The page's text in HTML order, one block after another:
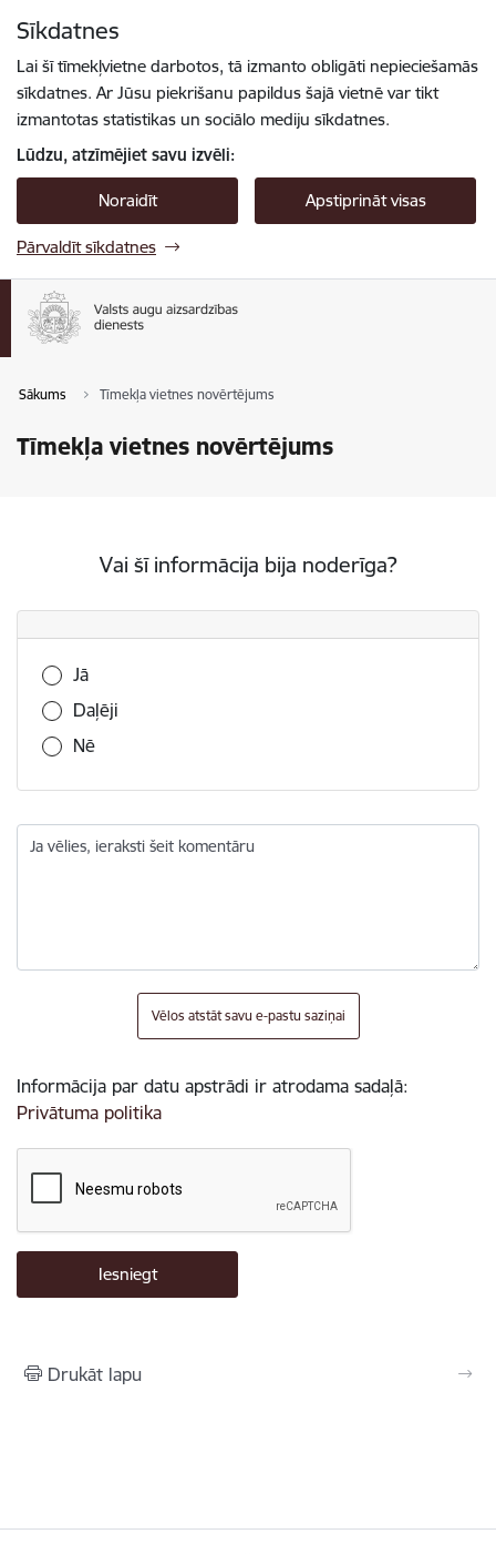
Sīkdatnes
Lai šī tīmekļvietne darbotos, tā izmanto obligāti nepieciešamās
sīkdatnes. Ar Jūsu piekrišanu papildus šajā vietnē var tikt
izmantotas statistikas un sociālo mediju sīkdatnes.
Lūdzu, atzīmējiet savu izvēli:
Noraidīt Apstiprināt visas
Pārvaldīt sīkdatnes
Sākums Tīmekļa vietnes novērtējums
Tīmekļa vietnes novērtējums
Vai šī informācija bija noderīga?
Vai šī informācija bija noderīga?
Jā
Daļēji
Nē
Ja vēlies, ieraksti šeit komentāru
Vēlos atstāt savu e-pastu saziņai
Informācija par datu apstrādi ir atrodama sadaļā:
Privātuma politika
Drukāt lapu